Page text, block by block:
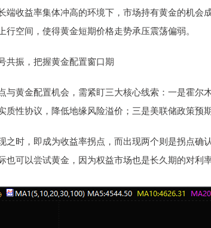
端收益率集体冲高的环境下，市场持有黄金的机会
行空间，使得黄金短期价格走势承压震荡偏弱。
共振，把握黄金配置窗口期
与黄金配置机会，需紧盯三大核心线索：一是霍尔
质性协议，降低地缘风险溢价；三是美联储政策预期
之时，即成为收益率拐点，而出现两个则是拐点确
也可以尝试黄金，因为权益市场也是长久期的对利